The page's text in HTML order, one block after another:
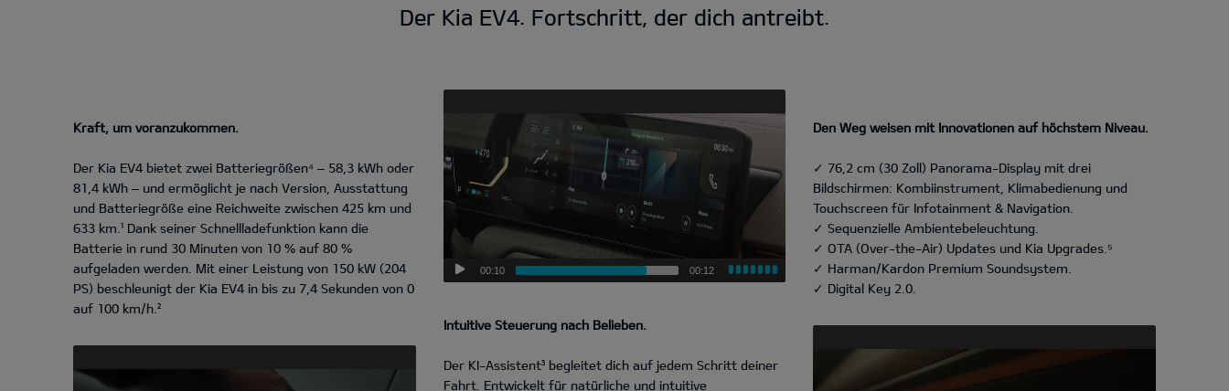
Der Kia EV4. Fortschritt, der dich antreibt.
Kraft, um voranzukommen.
Der Kia EV4 bietet zwei Batteriegrößen⁴ – 58,3 kWh oder
81,4 kWh – und ermöglicht je nach Version, Ausstattung
und Batteriegröße eine Reichweite zwischen 425 km und
633 km.¹ Dank seiner Schnellladefunktion kann die
Batterie in rund 30 Minuten von 10 % auf 80 %
aufgeladen werden. Mit einer Leistung von 150 kW (204
PS) beschleunigt der Kia EV4 in bis zu 7,4 Sekunden von 0
auf 100 km/h.²
00:10 00:12
Intuitive Steuerung nach Belieben.
Der KI-Assistent³ begleitet dich auf jedem Schritt deiner
Fahrt. Entwickelt für natürliche und intuitive
Den Weg weisen mit Innovationen auf höchstem Niveau.
✓ 76,2 cm (30 Zoll) Panorama-Display mit drei
Bildschirmen: Kombiinstrument, Klimabedienung und
Touchscreen für Infotainment & Navigation.
✓ Sequenzielle Ambientebeleuchtung.
✓ OTA (Over-the-Air) Updates und Kia Upgrades.⁵
✓ Harman/Kardon Premium Soundsystem.
✓ Digital Key 2.0.